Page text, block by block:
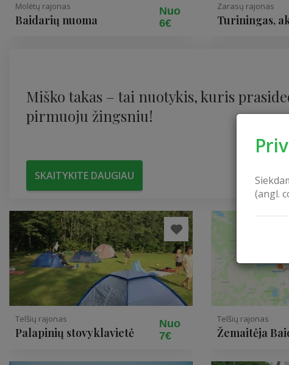
(angl.
Molėtų rajonas
Baidarių nuoma
Nuo
6€
Zarasų rajonas
Turiningas,
Miško takas – tai nuotykis, kuris
pirmuoju žingsniu!
SKAITYKITE DAUGIAU
Telšių rajonas
Palapinių stovyklavietė
Nuo
7€
Telšių rajonas
Žemaitėja